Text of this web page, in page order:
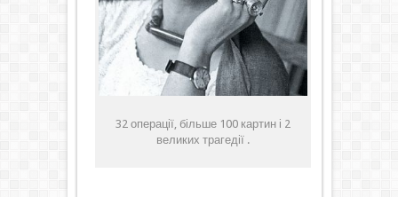
32 операції, більше 100 картин і 2
великих трагедії .